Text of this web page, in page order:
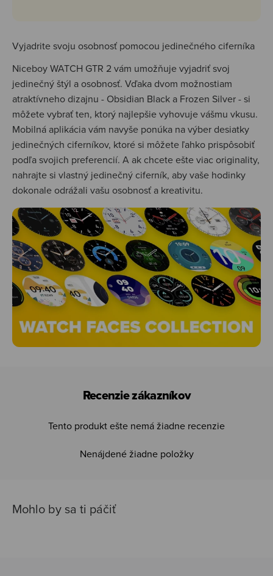
Vyjadrite svoju osobnosť pomocou jedinečného ciferníka
Niceboy WATCH GTR 2 vám umožňuje vyjadriť svoj
jedinečný štýl a osobnosť. Vďaka dvom možnostiam
atraktívneho dizajnu - Obsidian Black a Frozen Silver - si
môžete vybrať ten, ktorý najlepšie vyhovuje vášmu vkusu.
Mobilná aplikácia vám navyše ponúka na výber desiatky
jedinečných ciferníkov, ktoré si môžete ľahko prispôsobiť
podľa svojich preferencií. A ak chcete ešte viac originality,
nahrajte si vlastný jedinečný ciferník, aby vaše hodinky
dokonale odrážali vašu osobnosť a kreativitu.
Recenzie zákazníkov
Tento produkt ešte nemá žiadne recenzie
Nenájdené žiadne položky